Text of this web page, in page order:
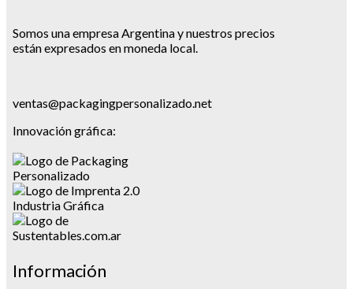
Somos una empresa Argentina y nuestros precios
están expresados en moneda local.
ventas@packagingpersonalizado.net
Innovación gráfica:
Información